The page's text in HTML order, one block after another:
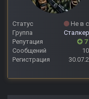
Статус
Не в
Группа
Репутация
7
Сообщений
Регистрация